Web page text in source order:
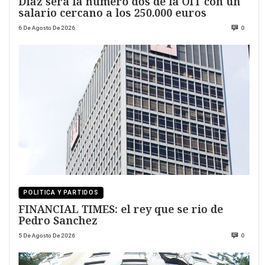
salario cercano a los 250.000 euros
6 De Agosto De 2026 0
POLITICA Y PARTIDOS
FINANCIAL TIMES: el rey que se rio de
Pedro Sanchez
5 De Agosto De 2026 0